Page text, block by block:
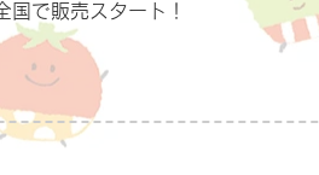
国で販売スタート！